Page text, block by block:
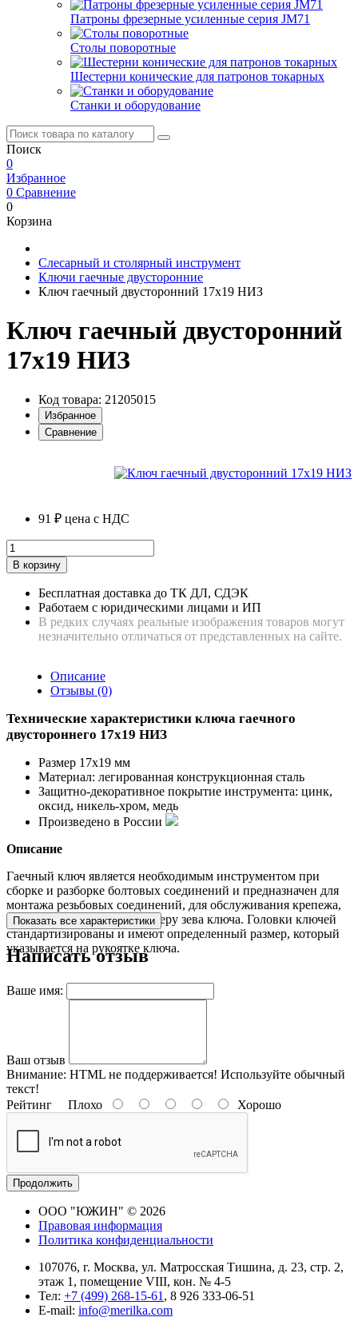
Патроны фрезерные усиленные серия JM71
Столы поворотные
Шестерни конические для патронов токарных
Станки и оборудование
Поиск
0
Избранное
0 Сравнение
0
Корзина
Слесарный и столярный инструмент
Ключи гаечные двусторонние
Ключ гаечный двусторонний 17х19 НИЗ
Ключ гаечный двусторонний
17х19 НИЗ
Код товара: 21205015
Избранное
Сравнение
91 ₽ цена с НДС
В корзину
Бесплатная доставка до ТК ДЛ, СДЭК
Работаем с юридическими лицами и ИП
В редких случаях реальные изображения товаров могут
незначительно отличаться от представленных на сайте.
Описание
Отзывы (0)
Технические характеристики ключа гаечного
двустороннего 17х19 НИЗ
Размер 17х19 мм
Материал: легированная конструкционная сталь
Защитно-декоративное покрытие инструмента: цинк,
оксид, никель-хром, медь
Произведено в России
Описание
Гаечный ключ является необходимым инструментом при
сборке и разборке болтовых соединений и предназначен для
монтажа резьбовых соединений, для обслуживания крепежа,
который соответствует размеру зева ключа. Головки ключей
стандартизированы и имеют определенный размер, который
указывается на рукоятке ключа.
Показать все характеристики
Написать отзыв
Ваше имя:
Ваш отзыв
Внимание: HTML не поддерживается! Используйте обычный
текст!
Рейтинг Плохо Хорошо
Продолжить
ООО "ЮЖИН" © 2026
Правовая информация
Политика конфиденциальности
107076, г. Москва, ул. Матросская Тишина, д. 23, стр. 2,
этаж 1, помещение VIII, кон. № 4-5
Тел: +7 (499) 268-15-61 , 8 926 333-06-51
E-mail: info@merilka.com